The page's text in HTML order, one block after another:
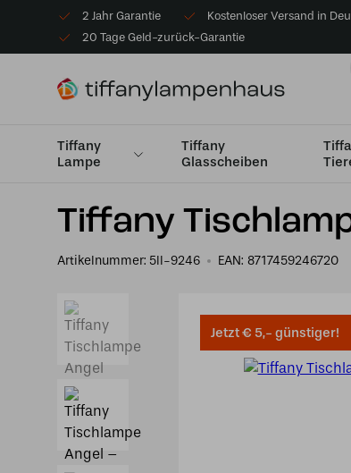
2 Jahr Garantie
Kostenloser Versand in
20 Tage Geld-zurück-Garantie
Tiffany
Lampe
Tiffany
Glasscheiben
Startseite Verschiedenes Tiffany Tischlampe
Tiffany
Artikelnummer: 5ll-9246 EAN: 8717459246720
Jetzt € 5,- günstiger!